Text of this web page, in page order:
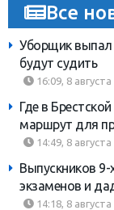
Все
Уборщик выпал
будут судить
16:09, 8 августа
Где в
маршрут для
14:49, 8 августа
Выпускников
экзаменов и
14:18, 8 августа